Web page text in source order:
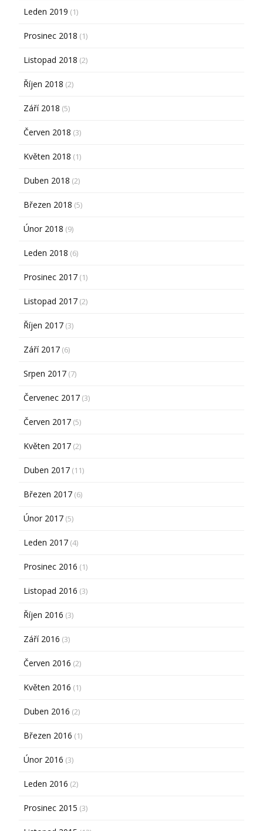
Leden 2019 (1)
Prosinec 2018 (1)
Listopad 2018 (2)
Říjen 2018 (2)
Září 2018 (5)
Červen 2018 (3)
Květen 2018 (1)
Duben 2018 (2)
Březen 2018 (5)
Únor 2018 (9)
Leden 2018 (6)
Prosinec 2017 (1)
Listopad 2017 (2)
Říjen 2017 (3)
Září 2017 (6)
Srpen 2017 (7)
Červenec 2017 (3)
Červen 2017 (5)
Květen 2017 (2)
Duben 2017 (11)
Březen 2017 (6)
Únor 2017 (5)
Leden 2017 (4)
Prosinec 2016 (1)
Listopad 2016 (3)
Říjen 2016 (3)
Září 2016 (3)
Červen 2016 (2)
Květen 2016 (1)
Duben 2016 (2)
Březen 2016 (1)
Únor 2016 (3)
Leden 2016 (2)
Prosinec 2015 (3)